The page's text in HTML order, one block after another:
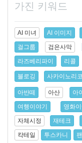
가진 키워드
AI 미녀 AI 이미지
걸그룹
검은사막
라즈베리파이
리콜
블로깅 사카이노리코
아반떼 아산 아
여행이야기
영화
자체시정
재테크
칵테일
투스카니